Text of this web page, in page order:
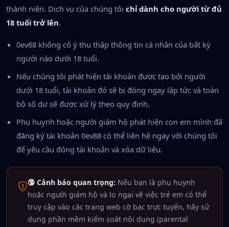
thành niên. Dịch vụ của chúng tôi chỉ dành cho người từ đủ
18 tuổi trở lên.
0ev88 không cố ý thu thập thông tin cá nhân của bất kỳ
người nào dưới 18 tuổi.
Nếu chúng tôi phát hiện tài khoản được tạo bởi người
dưới 18 tuổi, tài khoản đó sẽ bị đóng ngay lập tức và toàn
bộ số dư sẽ được xử lý theo quy định.
Phụ huynh hoặc người giám hộ phát hiện con em mình đã
đăng ký tài khoản 0ev88 có thể liên hệ ngay với chúng tôi
để yêu cầu đóng tài khoản và xóa dữ liệu.
🔞 Cảnh báo quan trọng: Nếu bạn là phụ huynh
hoặc người giám hộ và lo ngại về việc trẻ em có thể
truy cập vào các trang web cờ bạc trực tuyến, hãy sử
dụng phần mềm kiểm soát nội dung (parental